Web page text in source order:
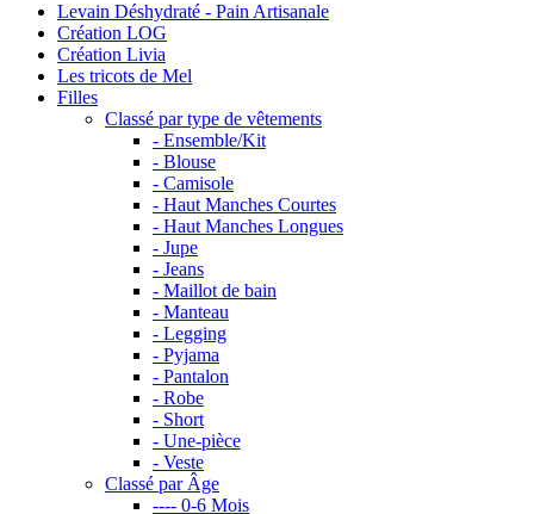
Levain Déshydraté - Pain Artisanale
Création LOG
Création Livia
Les tricots de Mel
Filles
Classé par type de vêtements
- Ensemble/Kit
- Blouse
- Camisole
- Haut Manches Courtes
- Haut Manches Longues
- Jupe
- Jeans
- Maillot de bain
- Manteau
- Legging
- Pyjama
- Pantalon
- Robe
- Short
- Une-pièce
- Veste
Classé par Âge
---- 0-6 Mois